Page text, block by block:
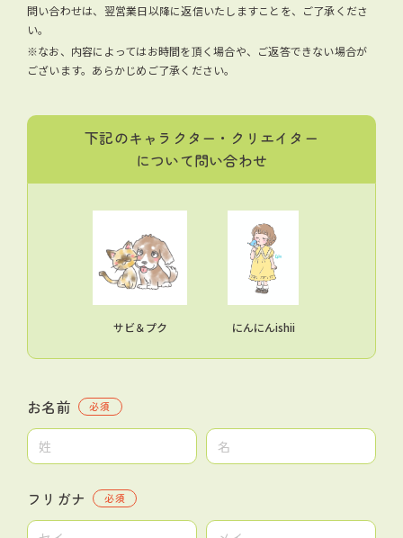
問い合わせは、翌営業日以降に返信いたしますことを、ご了承くださ
い。
※なお、内容によってはお時間を頂く場合や、ご返答できない場合が
ございます。あらかじめご了承ください。
下記のキャラクター・クリエイター
について問い合わせ
サビ＆プク にんにんishii
お名前 必須
フリガナ 必須